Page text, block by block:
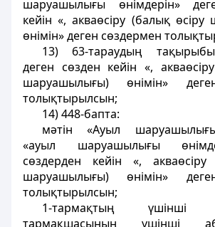
шаруашылығы өнімдерін»
кейін «, акваөсіру (балық
өнімін» деген сөздермен
13) 63-тараудың тақырыбы
деген сөзден кейін «,
шаруашылығы) өнімін»
толықтырылсын;
14) 448-бапта:
мәтін «Ауыл
«ауыл шаруашылығы
сөздерден кейін «,
шаруашылығы) өнімін»
толықтырылсын;
1-тармақтың
тармақшасының үшінші